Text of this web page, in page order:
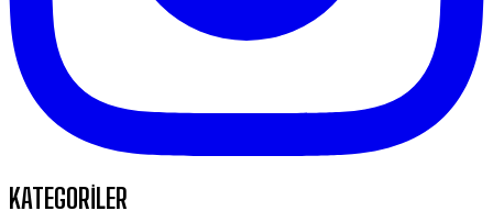
KATEGORİLER